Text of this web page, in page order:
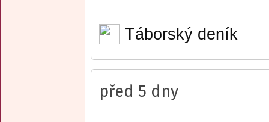
Táborský deník
před 5 dny